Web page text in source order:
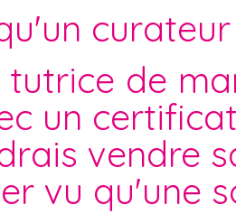
tutrice de
un
vendre
vu qu'une